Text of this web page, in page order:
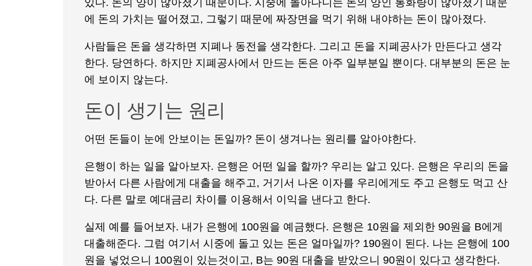
있다. 돈의 양이 많아졌기 때문이다. 시중에 돌아다니는 돈의 양인 통화량이 많아졌기 때문
에 돈의 가치는 떨어졌고, 그렇기 때문에 짜장면을 먹기 위해 내야하는 돈이 많아졌다.
사람들은 돈을 생각하면 지폐나 동전을 생각한다. 그리고 돈을 지폐공사가 만든다고 생각
한다. 당연하다. 하지만 지폐공사에서 만드는 돈은 아주 일부분일 뿐이다. 대부분의 돈은 눈
에 보이지 않는다.
돈이 생기는 원리
어떤 돈들이 눈에 안보이는 돈일까? 돈이 생겨나는 원리를 알아야한다.
은행이 하는 일을 알아보자. 은행은 어떤 일을 할까? 우리는 알고 있다. 은행은 우리의 돈을
받아서 다른 사람에게 대출을 해주고, 거기서 나온 이자를 우리에게도 주고 은행도 먹고 산
다. 다른 말로 예대금리 차이를 이용해서 이익을 낸다고 한다.
실제 예를 들어보자. 내가 은행에 100원을 예금했다. 은행은 10원을 제외한 90원을 B에게
대출해준다. 그럼 여기서 시중에 돌고 있는 돈은 얼마일까? 190원이 된다. 나는 은행에 100
원을 넣었으니 100원이 있는것이고, B는 90원 대출을 받았으니 90원이 있다고 생각한다.